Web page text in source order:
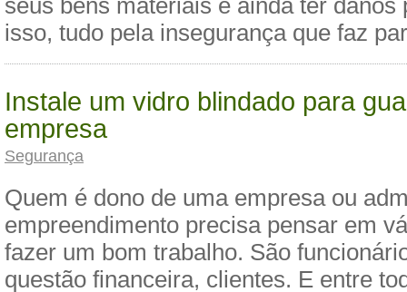
isso, tudo pela insegurança que faz
Instale um vidro blindado para
empresa
Segurança
Quem é dono de uma empresa ou
empreendimento precisa pensar em
fazer um bom trabalho. São
questão financeira, clientes. E entre